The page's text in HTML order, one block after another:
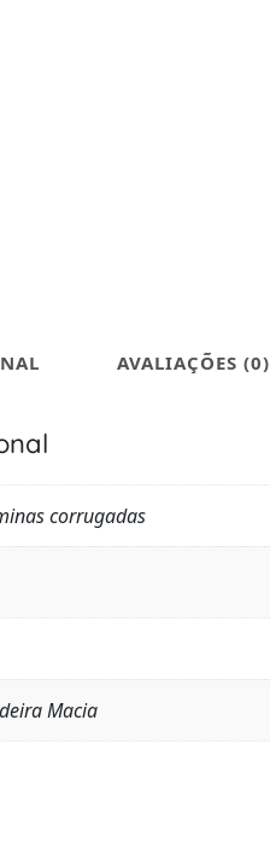
AVALIAÇÕES (0)
corrugadas
Macia